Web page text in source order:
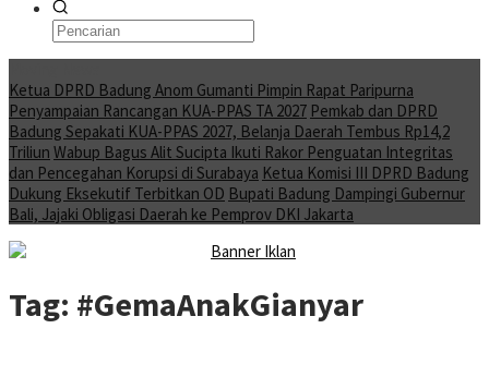
Ketua DPRD Badung Anom Gumanti Pimpin Rapat Paripurna
Penyampaian Rancangan KUA-PPAS TA 2027 Pemkab dan DPRD
Badung Sepakati KUA-PPAS 2027, Belanja Daerah Tembus Rp14,2
Triliun Wabup Bagus Alit Sucipta Ikuti Rakor Penguatan Integritas
dan Pencegahan Korupsi di Surabaya Ketua Komisi III DPRD Badung
Dukung Eksekutif Terbitkan OD Bupati Badung Dampingi Gubernur
Bali, Jajaki Obligasi Daerah ke Pemprov DKI Jakarta
Tag: #GemaAnakGianyar